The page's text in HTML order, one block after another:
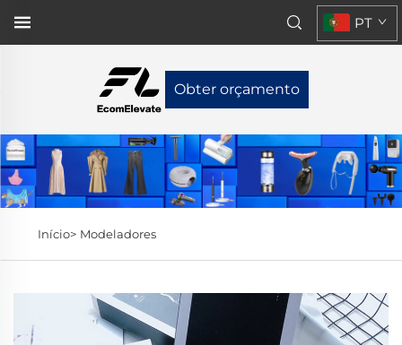
Obter orçamento
PT
Início> Modeladores